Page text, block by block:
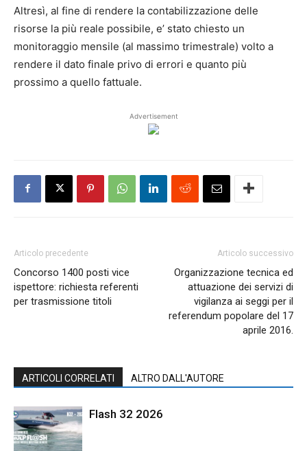
Altresì, al fine di rendere la contabilizzazione delle
risorse la più reale possibile, e’ stato chiesto un
monitoraggio mensile (al massimo trimestrale) volto a
rendere il dato finale privo di errori e quanto più
prossimo a quello fattuale.
Advertisement
Articolo precedente
Concorso 1400 posti vice
ispettore: richiesta referenti
per trasmissione titoli
Articolo successivo
Organizzazione tecnica ed
attuazione dei servizi di
vigilanza ai seggi per il
referendum popolare del 17
aprile 2016.
ARTICOLI CORRELATI ALTRO DALL'AUTORE
Flash 32 2026